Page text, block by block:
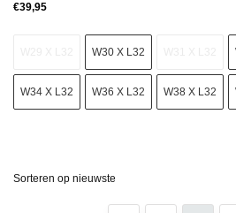
€39,95
W30 X L32
W34 X L32 W36 X L32 W38 X L32